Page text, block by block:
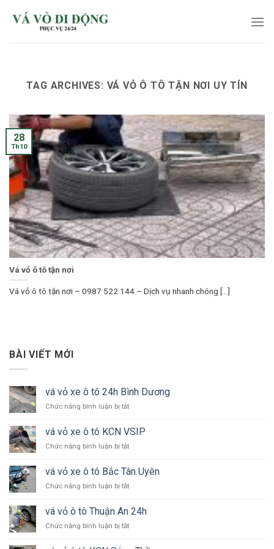
TAG ARCHIVES: VÁ VỎ Ô TÔ TẬN NƠI UY TÍN
Vá vỏ ô tô tận nơi
Vá vỏ ô tô tận nơi – 0987 522 144 – Dịch vụ nhanh chóng [...]
28
Th10
BÀI VIẾT MỚI
vá vỏ xe ô tô 24h Bình Dương
Chức năng bình luận bị tắtở
vỏ
xe
ô
24h
Dương
vá vỏ xe ô tô KCN VSIP
Chức năng bình luận bị tắtở
vỏ
xe
ô
KCN
vá vỏ xe ô tô Bắc Tân Uyên
Chức năng bình luận bị tắtở
vỏ
xe
ô
vá vỏ ô tô Thuận An 24h
Chức năng bình luận bị tắtở